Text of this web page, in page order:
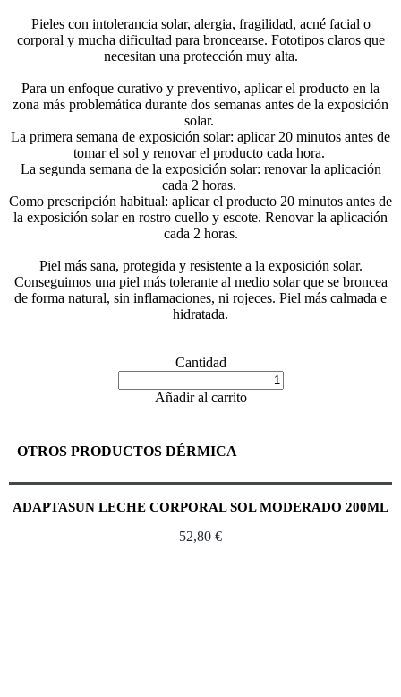
Pieles con intolerancia solar, alergia, fragilidad, acné facial o
corporal y mucha dificultad para broncearse. Fototipos claros que
necesitan una protección muy alta.
Para un enfoque curativo y preventivo, aplicar el producto en la
zona más problemática durante dos semanas antes de la exposición
solar.
La primera semana de exposición solar: aplicar 20 minutos antes de
tomar el sol y renovar el producto cada hora.
La segunda semana de la exposición solar: renovar la aplicación
cada 2 horas.
Como prescripción habitual: aplicar el producto 20 minutos antes de
la exposición solar en rostro cuello y escote. Renovar la aplicación
cada 2 horas.
Piel más sana, protegida y resistente a la exposición solar.
Conseguimos una piel más tolerante al medio solar que se broncea
de forma natural, sin inflamaciones, ni rojeces. Piel más calmada e
hidratada.
Cantidad
Añadir al carrito
OTROS PRODUCTOS DÉRMICA
ADAPTASUN LECHE CORPORAL SOL MODERADO 200ML
52,80 €